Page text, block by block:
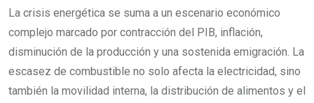
La crisis energética se suma a un escenario económico
complejo marcado por contracción del PIB, inflación,
disminución de la producción y una sostenida emigración. La
escasez de combustible no solo afecta la electricidad, sino
también la movilidad interna, la distribución de alimentos y el